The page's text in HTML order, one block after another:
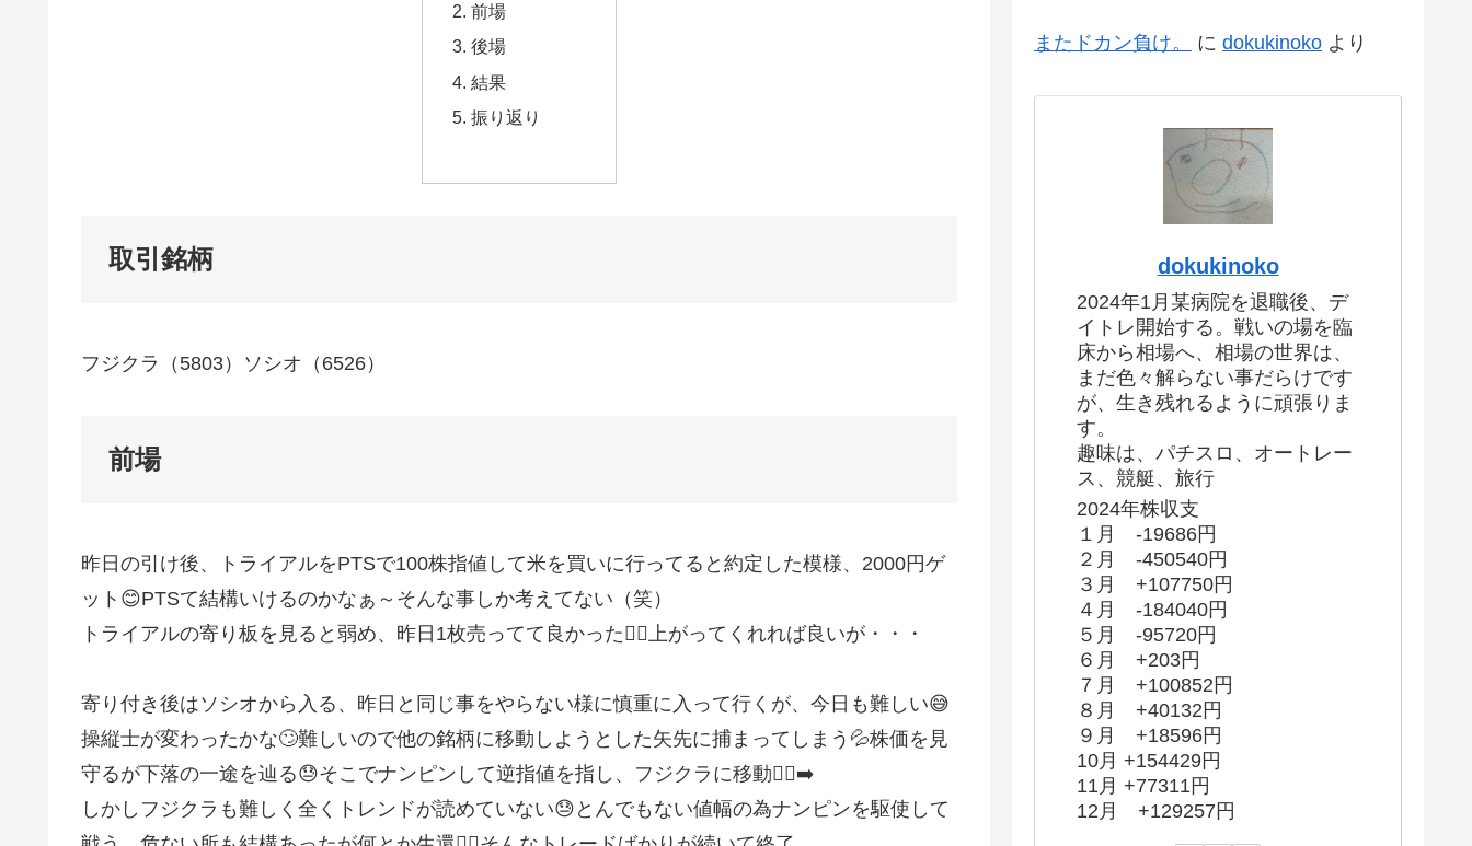
前場
後場
結果
振り返り
取引銘柄
フジクラ（5803）ソシオ（6526）
前場
昨日の引け後、トライアルをPTSで100株指値して米を買いに行ってると約定した模様、2000円ゲ
ット😊PTSて結構いけるのかなぁ～そんな事しか考えてない（笑）
トライアルの寄り板を見ると弱め、昨日1枚売ってて良かった😮‍💨上がってくれれば良いが・・・
寄り付き後はソシオから入る、昨日と同じ事をやらない様に慎重に入って行くが、今日も難しい😅
操縦士が変わったかな🙄難しいので他の銘柄に移動しようとした矢先に捕まってしまう💦株価を見
守るが下落の一途を辿る😓そこでナンピンして逆指値を指し、フジクラに移動🏃‍♂️‍➡️
しかしフジクラも難しく全くトレンドが読めていない😓とんでもない値幅の為ナンピンを駆使して
またドカン負け。 に dokukinoko より
dokukinoko
2024年1月某病院を退職後、デ
イトレ開始する。戦いの場を臨
床から相場へ、相場の世界は、
まだ色々解らない事だらけです
が、生き残れるように頑張りま
す。
趣味は、パチスロ、オートレー
ス、競艇、旅行
2024年株収支
１月 -19686円
２月 -450540円
３月 +107750円
４月 -184040円
５月 -95720円
６月 +203円
７月 +100852円
８月 +40132円
９月 +18596円
10月 +154429円
11月 +77311円
12月 +129257円